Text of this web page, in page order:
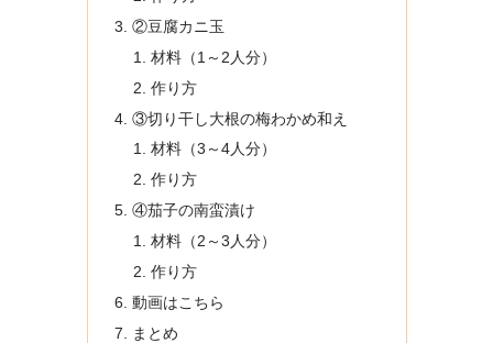
②豆腐カニ玉
材料（1～2人分）
作り方
③切り干し大根の梅わかめ和え
材料（3～4人分）
作り方
④茄子の南蛮漬け
材料（2～3人分）
作り方
動画はこちら
まとめ